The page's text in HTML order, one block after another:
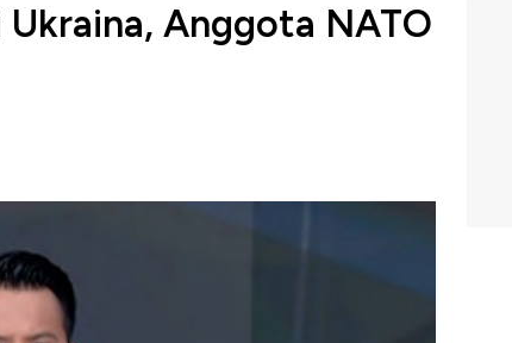
Anggota NATO
bagian barat, yang dekat dengan
CNBC Indonesia (Kamis, 05/09/2024) berikut